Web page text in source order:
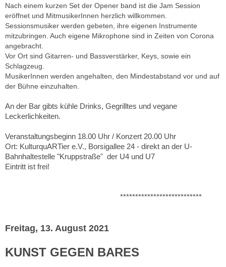
Nach einem kurzen Set der Opener band ist die Jam Session
eröffnet und MitmusikerInnen herzlich willkommen.
Sessionsmusiker werden gebeten, ihre eigenen Instrumente
mitzubringen. Auch eigene Mikrophone sind in Zeiten von Corona
angebracht.
Vor Ort sind Gitarren- und Bassverstärker, Keys, sowie ein
Schlagzeug.
MusikerInnen werden angehalten, den Mindestabstand vor und auf
der Bühne einzuhalten.
An der Bar gibts kühle Drinks, Gegrilltes und vegane
Leckerlichkeiten.
Veranstaltungsbeginn 18.00 Uhr / Konzert 20.00 Uhr
Ort: KulturquARTier e.V., Borsigallee 24 - direkt an der U-
Bahnhaltestelle "Kruppstraße" der U4 und U7
Eintritt ist frei!
***************************
Freitag, 13. August 2021
KUNST GEGEN BARES